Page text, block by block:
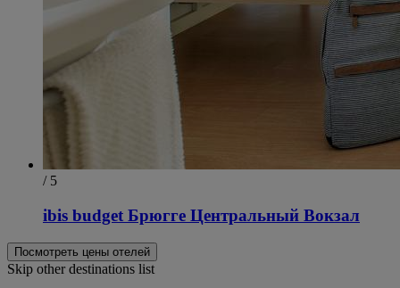
/ 5
ibis budget Брюгге Центральный Вокзал
Посмотреть цены отелей
Skip other destinations list